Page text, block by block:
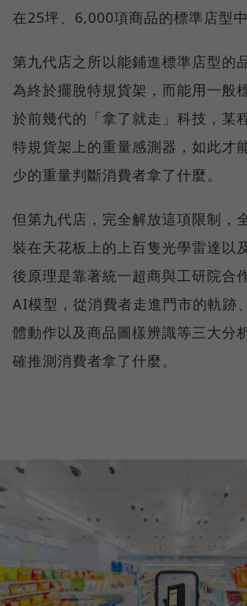
在25坪、6,000項商品的標準店型中
第九代店之所以能鋪進標準店型的
為終於擺脫特規貨架，而能用一般
於前幾代的「拿了就走」科技，某
特規貨架上的重量感測器，如此才
少的重量判斷消費者拿了什麼。
但第九代店，完全解放這項限制，
裝在天花板上的上百隻光學雷達以
後原理是靠著統一超商與工研院合
AI模型，從消費者走進門市的軌跡
體動作以及商品圖樣辨識等三大分
確推測消費者拿了什麼。